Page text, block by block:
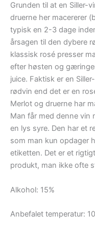
Grunden til at en Siller-
druerne her macererer
typisk en 2-3 dage
årsagen til den dybere
klassisk rosé presser
efter høsten og
juice. Faktisk er en
rødvin end det er en
Merlot og druerne har
Man får med denne vin
en lys syre. Den har et
som man kun opdager
etiketten. Det er et
produkt, man ikke ofte
Alkohol: 15%
Anbefalet temperatur: